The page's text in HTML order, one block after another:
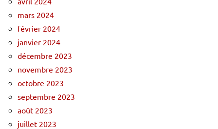
mars 2024
février 2024
janvier 2024
décembre 2023
novembre 2023
octobre 2023
septembre 2023
août 2023
juillet 2023